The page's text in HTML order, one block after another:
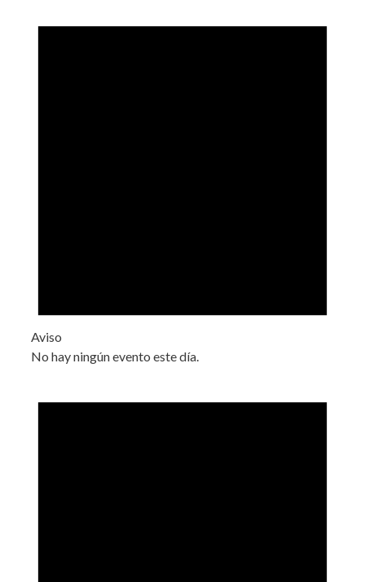
Aviso
No hay ningún evento este día.